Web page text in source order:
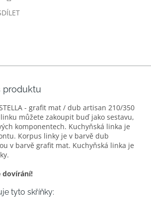
produktu
- grafit mat / dub artisan 210/350
můžete zakoupit buď jako sestavu,
komponentech. Kuchyňská linka je
Korpus linky je v barvě dub
v barvě grafit mat. Kuchyňská linka je
dovírání!
tyto skříňky: